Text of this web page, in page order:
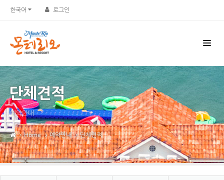
한국어 로그인
단체견적
예약안내
Home 예약안내 단체견적
Sketchbook5, 스케치북5